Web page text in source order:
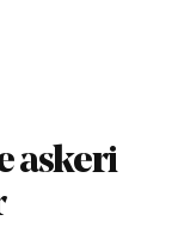
askeri